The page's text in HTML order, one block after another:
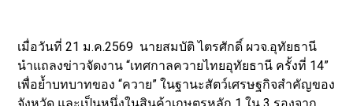
เมื่อวันที่ 21 ม.ค.2569 นายสมบัติ ไตรศักดิ์ ผวจ.อุทัยธานี
นำแถลงข่าวจัดงาน “เทศกาลควายไทยอุทัยธานี ครั้งที่ 14”
เพื่อย้ำบทบาทของ “ควาย” ในฐานะสัตว์เศรษฐกิจสำคัญของ